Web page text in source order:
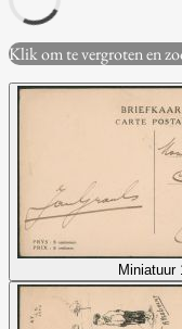
Klik om te vergroten en
Miniatuur